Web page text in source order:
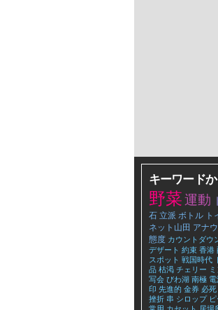
キーワード
野菜運動
石 立派 ボトル ト
ネット山田 アナ
態度 カウントダウ
デザート 約束 香港
スポット 戦国時代
品 枯渇 チェリー
写会 びわ湖 南極
印 先進的 金券 必死
挫折 串 シロップ